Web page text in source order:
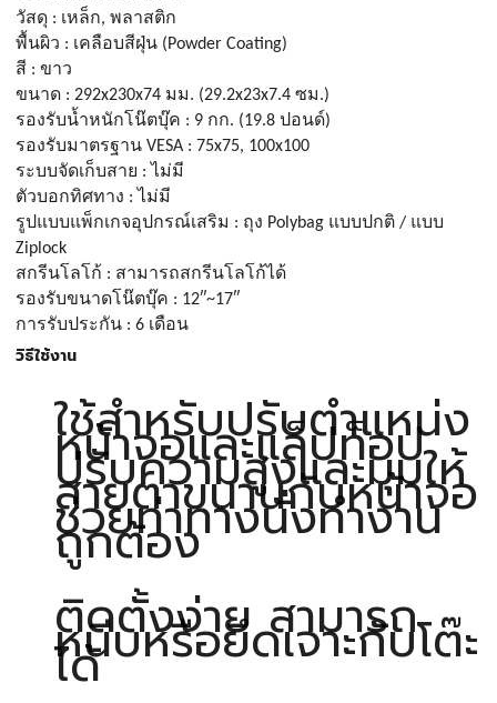
วัสดุ : เหล็ก, พลาสติก
พื้นผิว : เคลือบสีฝุ่น (Powder Coating)
สี : ขาว
ขนาด : 292x230x74 มม. (29.2x23x7.4 ซม.)
รองรับน้ำหนักโน๊ตบุ๊ค : 9 กก. (19.8 ปอนด์)
รองรับมาตรฐาน VESA : 75x75, 100x100
ระบบจัดเก็บสาย : ไม่มี
ตัวบอกทิศทาง : ไม่มี
รูปแบบแพ็กเกจอุปกรณ์เสริม : ถุง Polybag แบบปกติ / แบบ
Ziplock
สกรีนโลโก้ : สามารถสกรีนโลโก้ได้
รองรับขนาดโน๊ตบุ๊ค : 12″~17″
การรับประกัน : 6 เดือน
วิธีใช้งาน
ใช้สำหรับปรับตำแหน่ง
หน้าจอและแล็ปท็อป
ปรับความสูงและมุมให้
สายตาขนานกับหน้าจอ
ช่วยท่าทางนั่งทำงาน
ถูกต้อง
ติดตั้งง่าย สามารถ
หนีบหรือยึดเจาะกับโต๊ะ
ได้